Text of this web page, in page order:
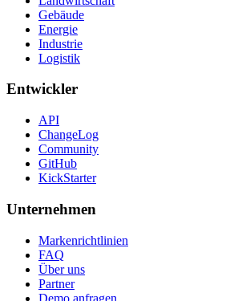
Gebäude
Energie
Industrie
Logistik
Entwickler
API
ChangeLog
Community
GitHub
KickStarter
Unternehmen
Markenrichtlinien
FAQ
Über uns
Partner
Demo anfragen